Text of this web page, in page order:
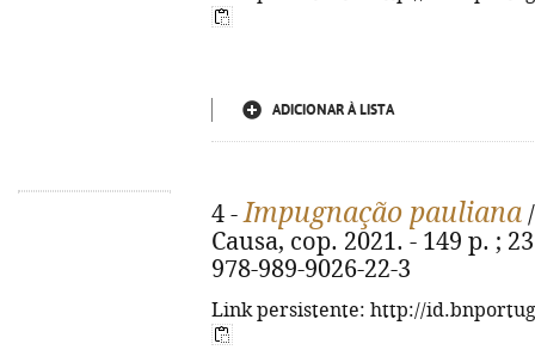
ADICIONAR À LISTA
4 -Impugnação pauliana
Causa, cop. 2021. - 149 p. ;
978-989-9026-22-3
Link persistente: http://